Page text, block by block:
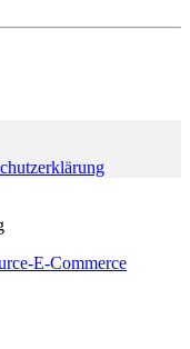
E-Commerce